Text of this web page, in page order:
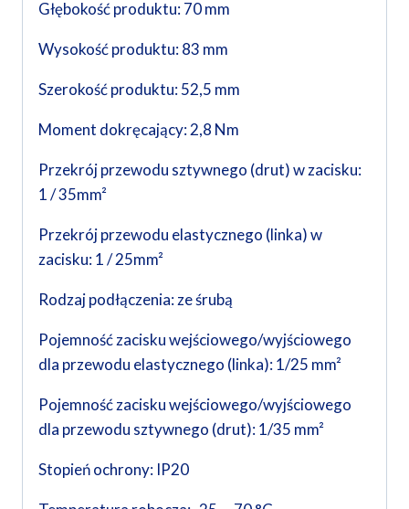
Głębokość produktu: 70 mm
Wysokość produktu: 83 mm
Szerokość produktu: 52,5 mm
Moment dokręcający: 2,8 Nm
Przekrój przewodu sztywnego (drut) w zacisku:
1 / 35mm²
Przekrój przewodu elastycznego (linka) w
zacisku: 1 / 25mm²
Rodzaj podłączenia: ze śrubą
Pojemność zacisku wejściowego/wyjściowego
dla przewodu elastycznego (linka): 1/25 mm²
Pojemność zacisku wejściowego/wyjściowego
dla przewodu sztywnego (drut): 1/35 mm²
Stopień ochrony: IP20